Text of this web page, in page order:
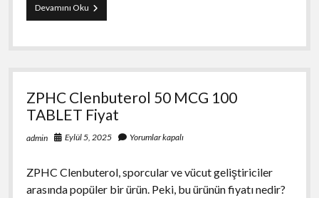
Devamını OkuVolume
Pharma
25mg
Al
ZPHC Clenbuterol 50 MCG 100
TABLET Fiyat
admin Eylül 5, 2025 Yorumlar kapalı
ZPHC Clenbuterol, sporcular ve vücut geliştiriciler
arasında popüler bir ürün. Peki, bu ürünün fiyatı nedir?